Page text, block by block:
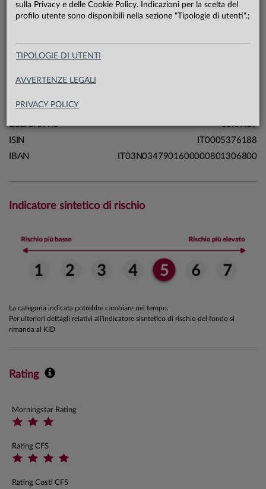
sulla Privacy e delle Cookie Policy. Indicazioni per la scelta del
profilo utente sono disponibili nella sezione "Tipologie di utenti".;
TIPOLOGIE DI UTENTI
AVVERTENZE LEGALI
PRIVACY POLICY
Carta di identità
Linea
Mercati
Sistema
Macrocategoria
Domicilio
Data di avvio
08.07.19
ISIN
IT0005376188
IBAN
IT03N0347901600000801306800
Indicatore sintetico di rischio
La categoria indicata potrebbe cambiare nel tempo.
Per ulteriori dettagli relativi all'indicatore sisntetico di rischio del fondo si
rimanda al KID
Rating
Morningstar Rating
Rating CFS
Rating Costi CFS